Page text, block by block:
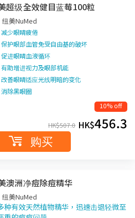
超级全效健目蓝莓100粒
纽美NuMed
减少眼睛疲倦
保护眼部血管免受自由基的破坏
促进眼睛血液循环
有助增进视力及眼部机能
改善眼睛适应光线明暗的变化
消除黑眼圈
10% off
HK$507.0 HK$456.3
购买
澳洲净痘除痘精华
纽美NuMed
种有效天然植物精华，迅速击退轻微至